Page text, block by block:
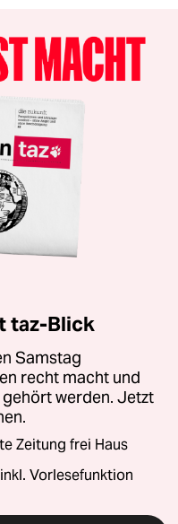
taz-Blick
Samstag
recht macht und
werden. Jetzt
Zeitung frei Haus
Vorlesefunktion